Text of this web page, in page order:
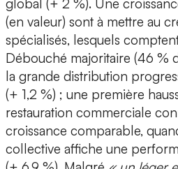
global (+ 2 %). Une
(en valeur) sont à mettre au
spécialisés, lesquels
Débouché majoritaire (46 %
la grande distribution
(+ 1,2 %) ; une première
restauration commerciale
croissance comparable,
collective affiche une